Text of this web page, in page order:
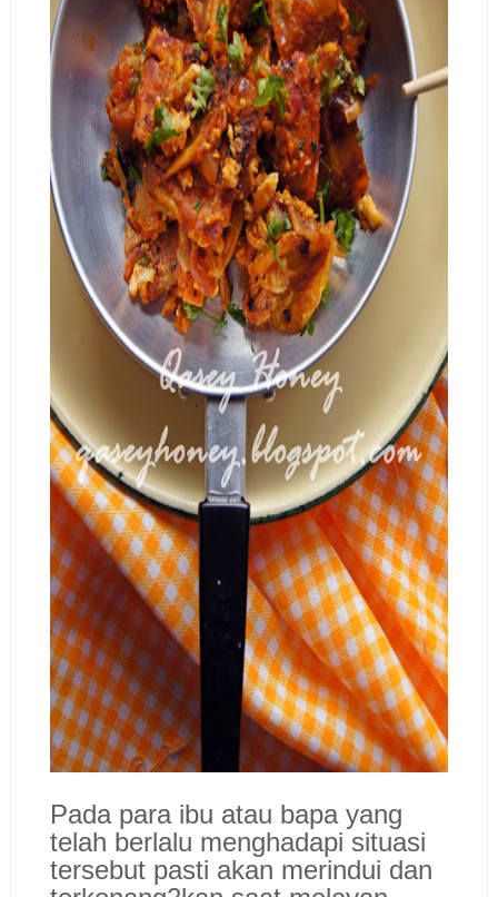
Pada para ibu atau bapa yang
telah berlalu menghadapi situasi
tersebut pasti akan merindui dan